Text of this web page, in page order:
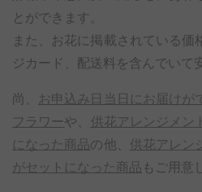
とができます。
また、お花に掲載されている価
ジカード、配送料を含んでいて
尚、
お申込み日当日にお届けが
フラワーや、 供花アレンジメン
になった商品の他、 供花アレン
がセットになった商品 もご用意